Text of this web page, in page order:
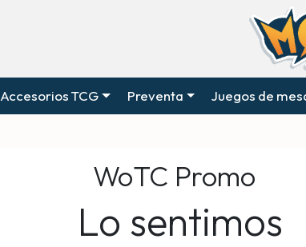
Accesorios TCG Preventa Juegos de
WoTC Promo
Lo sentimos